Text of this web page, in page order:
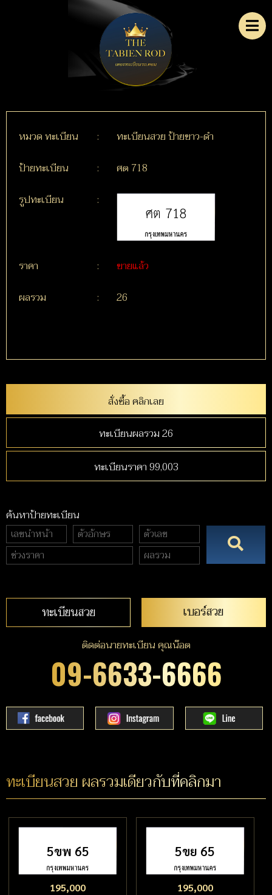
หมวด ทะเบียน :
ทะเบียนสวย ป้ายขาว-ดำ
ป้ายทะเบียน
:
ศต 718
รูปทะเบียน
:
ราคา :
ขายแล้ว
ผลรวม
: 26
สั่งซื้อ คลิกเลย
ทะเบียนผลรวม 26
ทะเบียนราคา 99,003
ค้นหาป้ายทะเบียน
ทะเบียนสวย เบอร์สวย
ติดต่อนายทะเบียน คุณน๊อต
09-6633-6666
ทะเบียนสวย ผลรวมเดียวกับที่คลิกมา
5ขพ 65
195,000
5ขย 65
195,000